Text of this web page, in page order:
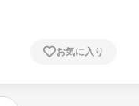
お気に入り